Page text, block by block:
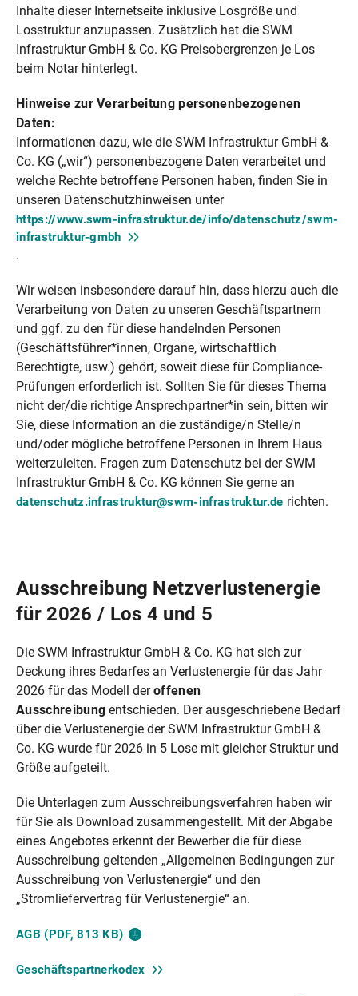
Inhalte dieser Internetseite inklusive Losgröße und
Losstruktur anzupassen. Zusätzlich hat die SWM
Infrastruktur GmbH & Co. KG Preisobergrenzen je Los
beim Notar hinterlegt.
Hinweise zur Verarbeitung personenbezogenen
Daten:
Informationen dazu, wie die SWM Infrastruktur GmbH &
Co. KG („wir“) personenbezogene Daten verarbeitet und
welche Rechte betroffene Personen haben, finden Sie in
unseren Datenschutzhinweisen unter
https://www.swm-infrastruktur.de/info/datenschutz/swm-
infrastruktur-gmbh
.
Wir weisen insbesondere darauf hin, dass hierzu auch die
Verarbeitung von Daten zu unseren Geschäftspartnern
und ggf. zu den für diese handelnden Personen
(Geschäftsführer*innen, Organe, wirtschaftlich
Berechtigte, usw.) gehört, soweit diese für Compliance-
Prüfungen erforderlich ist. Sollten Sie für dieses Thema
nicht der/die richtige Ansprechpartner*in sein, bitten wir
Sie, diese Information an die zuständige/n Stelle/n
und/oder mögliche betroffene Personen in Ihrem Haus
weiterzuleiten. Fragen zum Datenschutz bei der SWM
Infrastruktur GmbH & Co. KG können Sie gerne an
datenschutz.infrastruktur@swm-infrastruktur.de richten.
Ausschreibung Netzverlustenergie
für 2026 / Los 4 und 5
Die SWM Infrastruktur GmbH & Co. KG hat sich zur
Deckung ihres Bedarfes an Verlustenergie für das Jahr
2026 für das Modell deroffenen
Ausschreibung entschieden. Der ausgeschriebene Bedarf
über die Verlustenergie der SWM Infrastruktur GmbH &
Co. KG wurde für 2026 in 5 Lose mit gleicher Struktur und
Größe aufgeteilt.
Die Unterlagen zum Ausschreibungsverfahren haben wir
für Sie als Download zusammengestellt. Mit der Abgabe
eines Angebotes erkennt der Bewerber die für diese
Ausschreibung geltenden „Allgemeinen Bedingungen zur
Ausschreibung von Verlustenergie“ und den
„Stromliefervertrag für Verlustenergie“ an.
AGB (PDF, 813 KB)
Geschäftspartnerkodex